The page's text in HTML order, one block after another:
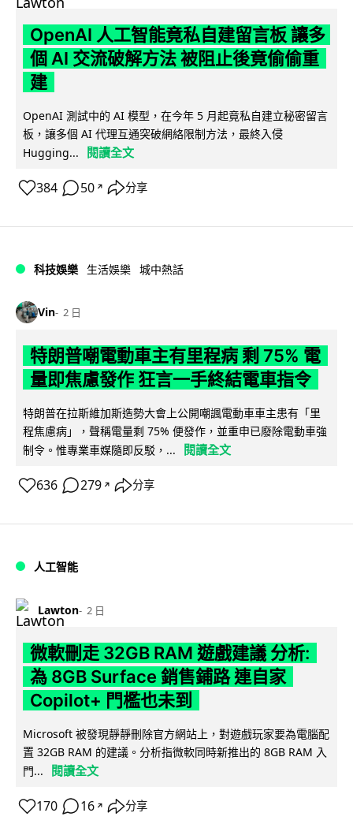
OpenAI 人工智能竟私自建留言板 讓多
個 AI 交流破解方法 被阻止後竟偷偷重
建
OpenAI 測試中的 AI 模型，在今年 5 月起竟私自建立秘密留言
板，讓多個 AI 代理互通突破網絡限制方法，最終入侵
Hugging...
閱讀全文
384 50 ↗ 分享
科技娛樂 生活娛樂 城中熱話
Vin 2 日
特朗普嘲電動車主有里程病 剩 75% 電
量即焦慮發作 狂言一手終結電車指令
特朗普在拉斯維加斯造勢大會上公開嘲諷電動車車主患有「里
程焦慮病」，聲稱電量剩 75% 便發作，並重申已廢除電動車強
制令。惟專業車媒隨即反駁，...
閱讀全文
636 279 ↗ 分享
人工智能
Lawton 2 日
微軟刪走 32GB RAM 遊戲建議 分析:
為 8GB Surface 銷售鋪路 連自家
Copilot+ 門檻也未到
Microsoft 被發現靜靜刪除官方網站上，對遊戲玩家要為電腦配
置 32GB RAM 的建議。分析指微軟同時新推出的 8GB RAM 入
門...
閱讀全文
170 16 ↗ 分享